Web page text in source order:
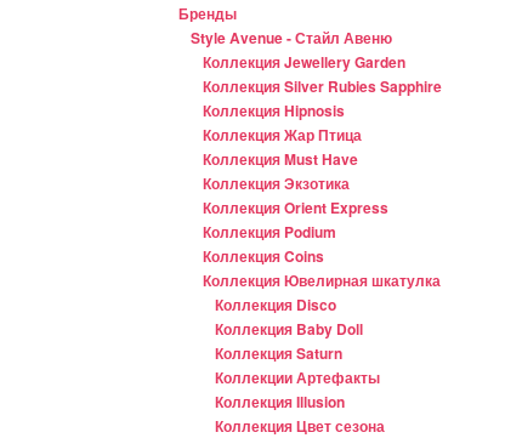
Бренды
Style Avenue - Стайл Авеню
Коллекция Jewellery Garden
Коллекция Silver Rubies Sapphire
Коллекция Hipnosis
Коллекция Жар Птица
Коллекция Must Have
Коллекция Экзотика
Коллекция Orient Express
Коллекция Podium
Коллекция Coins
Коллекция Ювелирная шкатулка
Коллекция Disco
Коллекция Baby Doll
Коллекция Saturn
Коллекции Артефакты
Коллекция Illusion
Коллекция Цвет сезона